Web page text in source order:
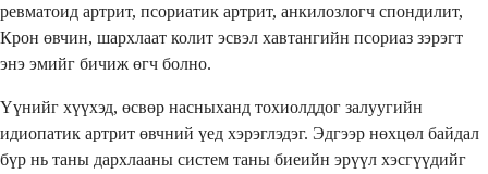
ревматоид артрит, псориатик артрит, анкилозлогч спондилит,
Крон өвчин, шархлаат колит эсвэл хавтангийн псориаз зэрэгт
энэ эмийг бичиж өгч болно.
Үүнийг хүүхэд, өсвөр насныханд тохиолддог залуугийн
идиопатик артрит өвчний үед хэрэглэдэг. Эдгээр нөхцөл байдал
бүр нь таны дархлааны систем таны биеийн эрүүл хэсгүүдийг